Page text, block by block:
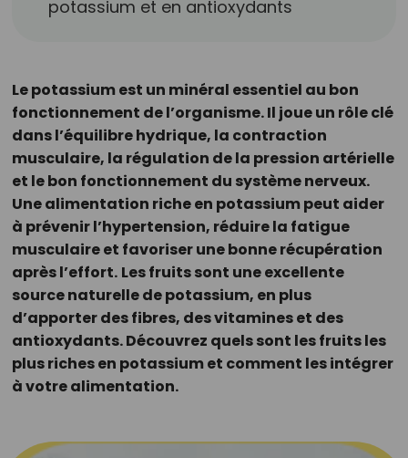
potassium et en antioxydants
Le potassium est un minéral essentiel au bon
fonctionnement de l’organisme. Il joue un rôle clé
dans l’équilibre hydrique, la contraction
musculaire, la régulation de la pression artérielle
et le bon fonctionnement du système nerveux.
Une alimentation riche en potassium peut aider
à prévenir l’hypertension, réduire la fatigue
musculaire et favoriser une bonne récupération
après l’effort. Les fruits sont une excellente
source naturelle de potassium, en plus
d’apporter des fibres, des vitamines et des
antioxydants. Découvrez quels sont les fruits les
plus riches en potassium et comment les intégrer
à votre alimentation.